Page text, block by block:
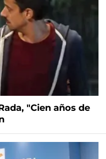
"Cien años de